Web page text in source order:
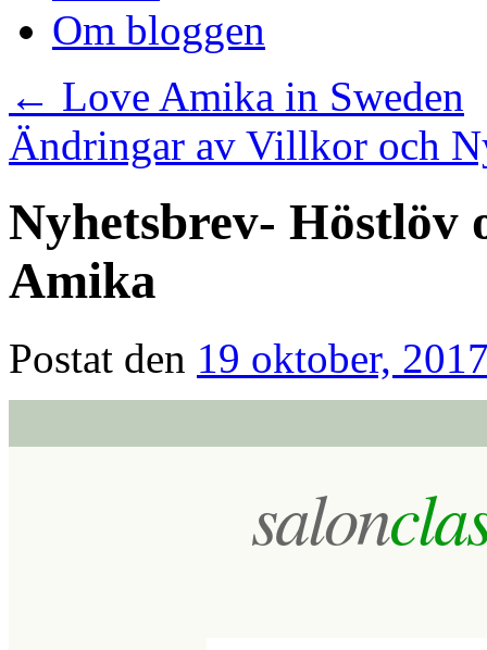
Om bloggen
← Love Amika in Sweden
Ändringar av Villkor och
Nyhetsbrev- Höstlöv
Amika
Postat den 19 oktober,
salon